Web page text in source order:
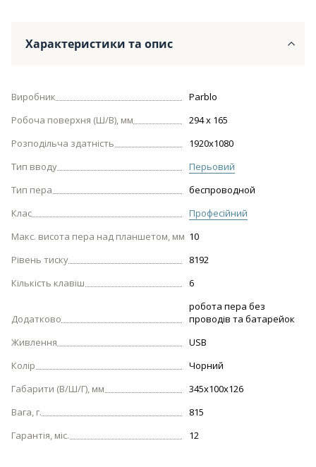
Характеристики та опис
Виробник
Parblo
Робоча поверхня (Ш/В), мм
294 x 165
Розподільча здатність
1920x1080
Тип вводу
Перьовий
Тип пера
беспроводной
Клас
Професійний
Макс. висота пера над планшетом, мм 10
Рівень тиску
8192
Кількість клавіш
6
Додатково
робота пера без
проводів та батарейок
Живлення
USB
Колір
Чорний
Габарити (В/Ш/Г), мм
345х100х126
Вага, г.
815
Гарантія, міс.
12